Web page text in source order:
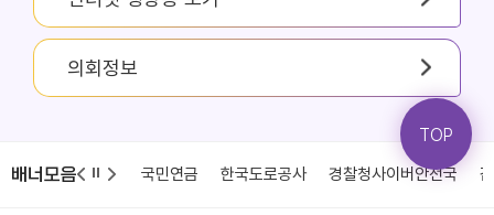
의회정보
배너모음
국민건강보험 국민연금 한국도로공사 경찰청사이버안전국
TOP